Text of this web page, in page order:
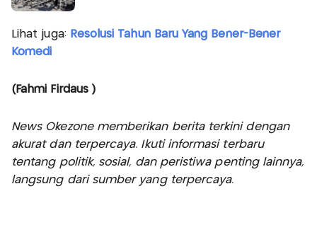
Lihat juga: Resolusi Tahun Baru Yang Bener-Bener
Komedi
(Fahmi Firdaus )
News Okezone memberikan berita terkini dengan
akurat dan terpercaya. Ikuti informasi terbaru
tentang politik, sosial, dan peristiwa penting lainnya,
langsung dari sumber yang terpercaya.